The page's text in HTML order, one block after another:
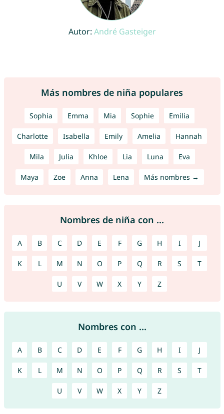
Autor: André Gasteiger
Más nombres de niña populares
Sophia Emma Mia Sophie Emilia
Charlotte Isabella Emily Amelia Hannah
Mila Julia Khloe Lia Luna Eva
Maya Zoe Anna Lena Más nombres →
Nombres de niña con ...
A B C D E F G H I J
K L M N O P Q R S T
U V W X Y Z
Nombres con ...
A B C D E F G H I J
K L M N O P Q R S T
U V W X Y Z